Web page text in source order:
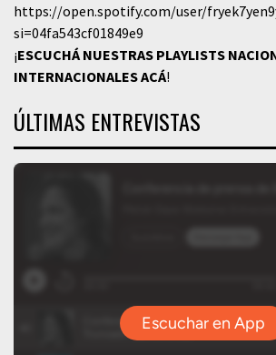
https://open.spotify.com/user/
si=04fa543cf01849e9
¡ESCUCHÁ NUESTRAS PLAYLISTS
INTERNACIONALESACÁ!
ÚLTIMAS ENTREVISTAS